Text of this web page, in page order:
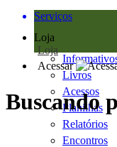
Serviços
Loja
Loja
Livros
Acessos
Planilhas
Relatórios
Encontros
Acessar
Buscando